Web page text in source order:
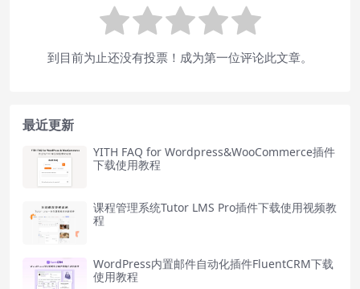
到目前为止还没有投票！成为第一位评论此文章。
最近更新
YITH FAQ for Wordpress&WooCommerce插件
下载使用教程
课程管理系统Tutor LMS Pro插件下载使用视频教
程
WordPress内置邮件自动化插件FluentCRM下载
使用教程